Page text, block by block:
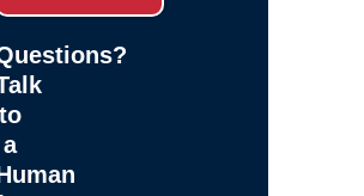
to
a